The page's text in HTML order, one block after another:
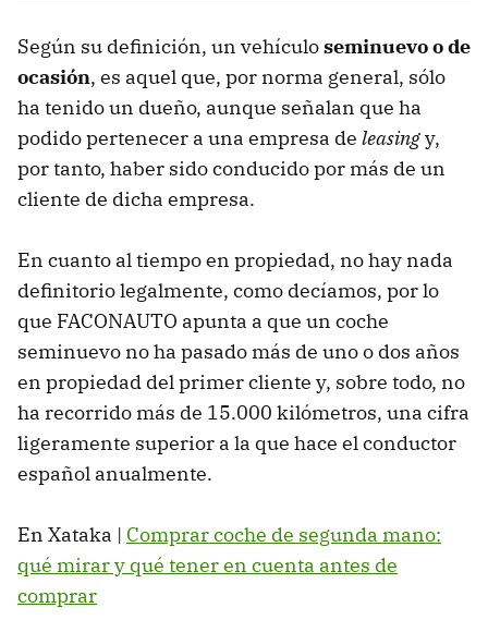
Según su definición, un vehículoseminuevo o de
ocasión, es aquel que, por norma general, sólo
ha tenido un dueño, aunque señalan que ha
podido pertenecer a una empresa de leasingy,
por tanto, haber sido conducido por más de un
cliente de dicha empresa.
En cuanto al tiempo en propiedad, no hay nada
definitorio legalmente, como decíamos, por lo
que FACONAUTO apunta a que un coche
seminuevo no ha pasado más de uno o dos años
en propiedad del primer cliente y, sobre todo, no
ha recorrido más de 15.000 kilómetros, una cifra
ligeramente superior a la que hace el conductor
español anualmente.
En Xataka | Comprar coche de segunda mano:
qué mirar y qué tener en cuenta antes de
comprar